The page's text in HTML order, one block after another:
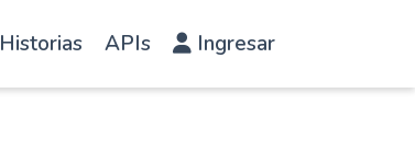
Historias APIs Ingresar